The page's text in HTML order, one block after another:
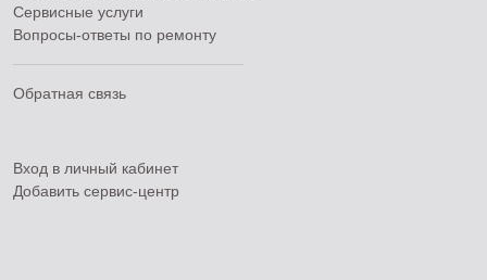
Сервисные услуги
Вопросы-ответы по ремонту
Обратная связь
Вход в личный кабинет
Добавить сервис-центр